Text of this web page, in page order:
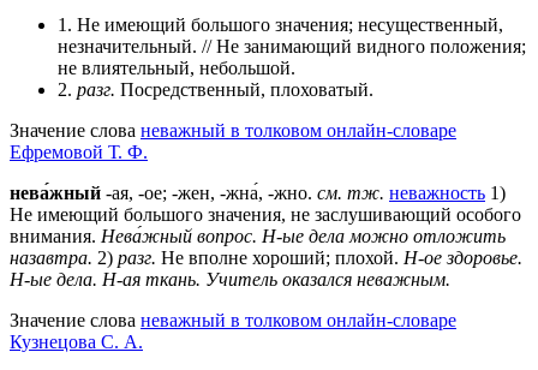
1. Не имеющий большого значения; несущественный,
незначительный. // Не занимающий видного положения;
не влиятельный, небольшой.
2. разг. Посредственный, плоховатый.
Значение слова неважный в толковом онлайн-словаре
Ефремовой Т. Ф.
нева́жный -ая, -ое; -жен, -жна́, -жно. см. тж. неважность 1)
Не имеющий большого значения, не заслушивающий особого
внимания. Нева́жный вопрос. Н-ые дела можно отложить
назавтра. 2) разг. Не вполне хороший; плохой. Н-ое здоровье.
Н-ые дела. Н-ая ткань. Учитель оказался неважным.
Значение слова неважный в толковом онлайн-словаре
Кузнецова С. А.